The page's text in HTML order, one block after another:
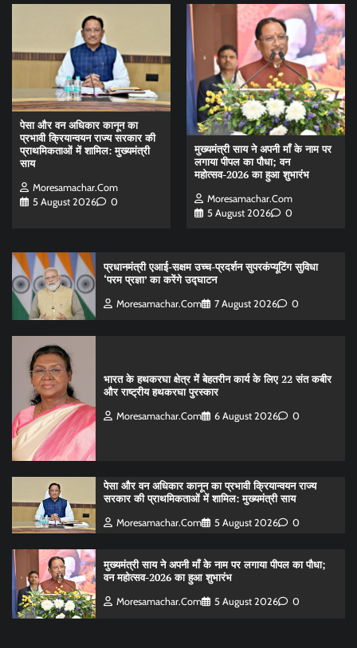
पेसा और वन अधिकार कानून का
प्रभावी क्रियान्वयन राज्य सरकार की
प्राथमिकताओं में शामिल: मुख्यमंत्री
साय
Moresamachar.com
5 August 2026
0
मुख्यमंत्री साय ने अपनी माँ के नाम पर
लगाया पीपल का पौधा; वन
महोत्सव-2026 का हुआ शुभारंभ
Moresamachar.com
5 August 2026
0
प्रधानमंत्री एआई-सक्षम उच्च-प्रदर्शन सुपरकंप्यूटिंग सुविधा
‘परम प्रज्ञा’ का करेंगे उद्घाटन
Moresamachar.com 7 August 2026 0
भारत के हथकरघा क्षेत्र में बेहतरीन कार्य के लिए 22 संत कबीर
और राष्ट्रीय हथकरघा पुरस्कार
Moresamachar.com 6 August 2026 0
पेसा और वन अधिकार कानून का प्रभावी क्रियान्वयन राज्य
सरकार की प्राथमिकताओं में शामिल: मुख्यमंत्री साय
Moresamachar.com 5 August 2026 0
मुख्यमंत्री साय ने अपनी माँ के नाम पर लगाया पीपल का पौधा;
वन महोत्सव-2026 का हुआ शुभारंभ
Moresamachar.com 5 August 2026 0